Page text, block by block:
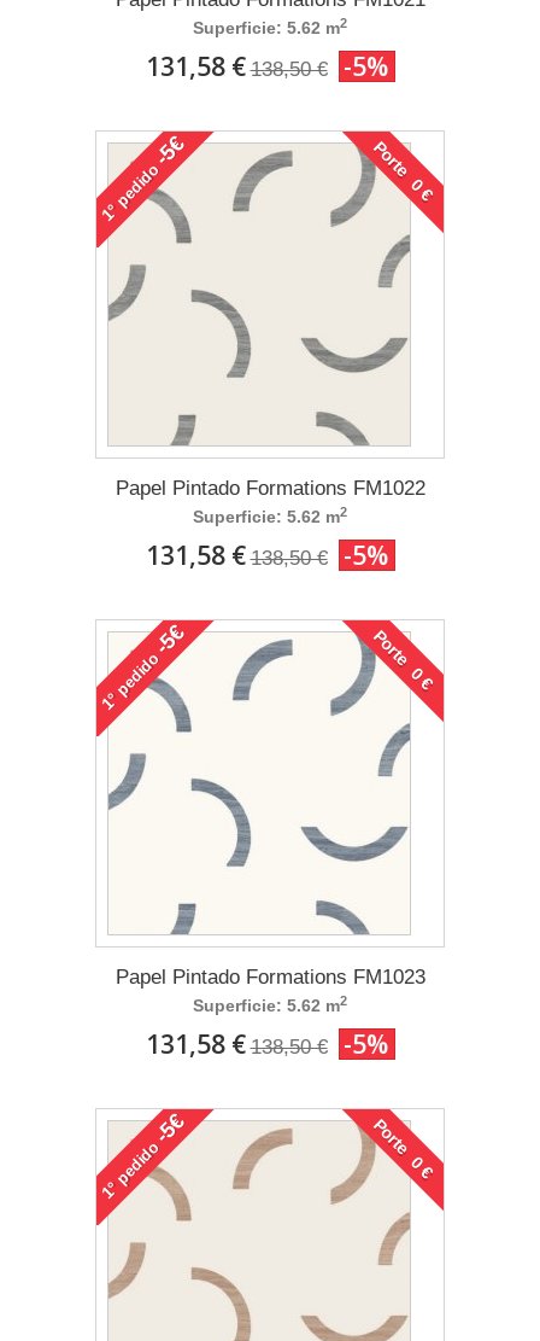
Superficie: 5.62 m2
131,58 € 138,50 € -5%
1°
pedido
-5€ Porte 0 €
Papel Pintado Formations FM1022
Superficie: 5.62 m2
131,58 € 138,50 € -5%
1°
pedido
-5€ Porte 0 €
Papel Pintado Formations FM1023
Superficie: 5.62 m2
131,58 € 138,50 € -5%
1°
pedido
-5€ Porte 0 €